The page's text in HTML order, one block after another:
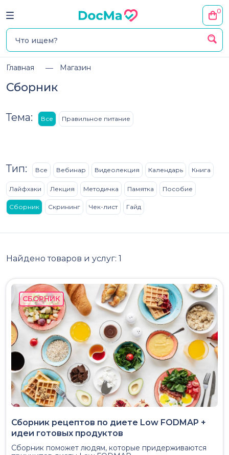
0
Главная Магазин
Сборник
Тема: Все Правильное питание
Тип: Все Вебинар Видеолекция Календарь Книга
Лайфхаки Лекция Методичка Памятка Пособие
Сборник Скрининг Чек-лист Гайд
Найдено товаров и услуг: 1
СБОРНИК
Сборник рецептов по диете Low FODMAP +
идеи готовых продуктов
Сборник поможет людям, которые придерживаются